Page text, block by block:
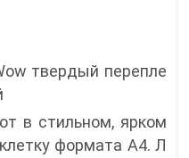
твердый перепле
в стильном, ярком
формата А4. Л